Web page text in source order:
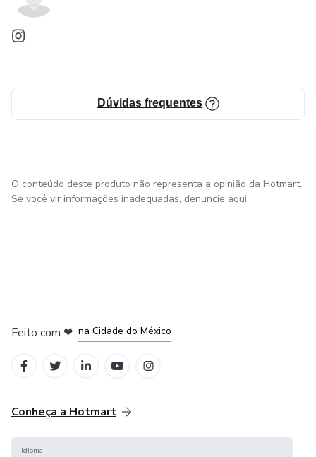
Dúvidas frequentes
O conteúdo deste produto não representa a opinião da Hotmart.
Se você vir informações inadequadas, denuncie aqui
Feito com ❤ na Cidade do México
Conheça a Hotmart
Idioma